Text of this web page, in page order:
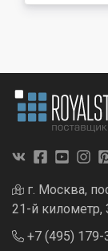
г. Москва,
21-й километр,
+7 (495) 179-